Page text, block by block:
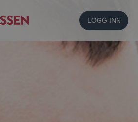
LOGG INN